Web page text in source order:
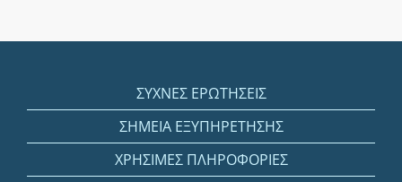
ΣΥΧΝΕΣ ΕΡΩΤΗΣΕΙΣ
ΣΗΜΕΙΑ ΕΞΥΠΗΡΕΤΗΣΗΣ
ΧΡΗΣΙΜΕΣ ΠΛΗΡΟΦΟΡΙΕΣ